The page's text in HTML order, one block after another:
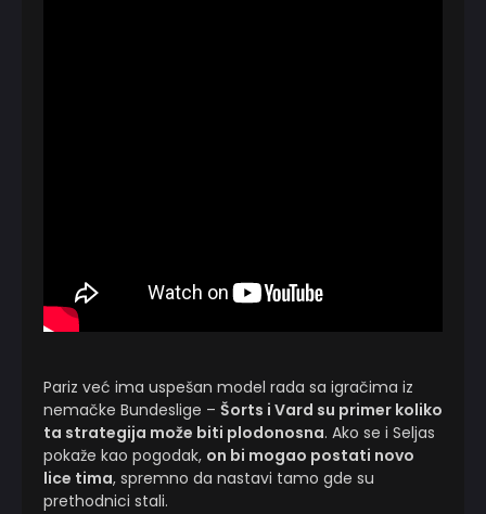
Pariz već ima uspešan model rada sa igračima iz
nemačke Bundeslige – Šorts i Vard su primer koliko
ta strategija može biti plodonosna. Ako se i Seljas
pokaže kao pogodak, on bi mogao postati novo
lice tima, spremno da nastavi tamo gde su
prethodnici stali.